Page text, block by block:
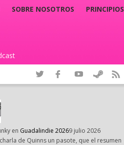
SOBRE NOSOTROS PRINCIPIOS
en Guadalindie 20269 julio 2026
de Quinns un pasote, que el resumen